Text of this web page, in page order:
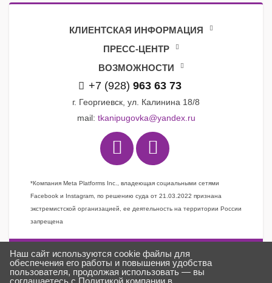
КЛИЕНТСКАЯ ИНФОРМАЦИЯ
ПРЕСС-ЦЕНТР
ВОЗМОЖНОСТИ
+7 (928) 963 63 73
г. Георгиевск, ул. Калинина 18/8
mail: tkanipugovka@yandex.ru
*Компания Meta Platforms Inc., владеющая социальными сетями
Facebook и Instagram, по решению суда от 21.03.2022 признана
экстремистской организацией, ее деятельность на территории России
запрещена
Задать вопрос
Заказать звонок
Наш сайт используются cookie файлы для
обеспечения его работы и повышения удобства
пользователя, продолжая использовать — вы
соглашаетесь с Политикой компании в